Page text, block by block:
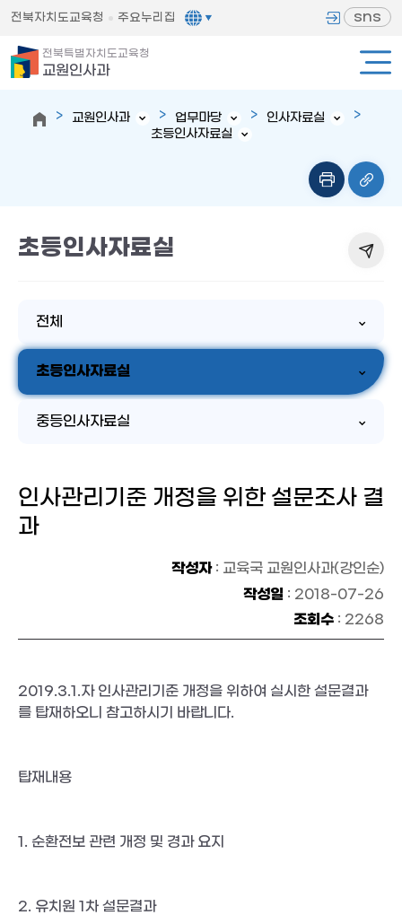
전북자치도교육청 주요누리집 sns
전북특별자치도교육청
교원인사과
교원인사과 업무마당
인사자료실
초등인사자료실
초등인사자료실
전체
초등인사자료실
중등인사자료실
인사관리기준 개정을 위한 설문조사 결
과
작성자: 교육국 교원인사과(강인순)
작성일 : 2018-07-26
조회수 : 2268
2019.3.1.자 인사관리기준 개정을 위하여 실시한 설문결과
를 탑재하오니 참고하시기 바랍니다.
탑재내용
1. 순환전보 관련 개정 및 경과 요지
2. 유치원 1차 설문결과